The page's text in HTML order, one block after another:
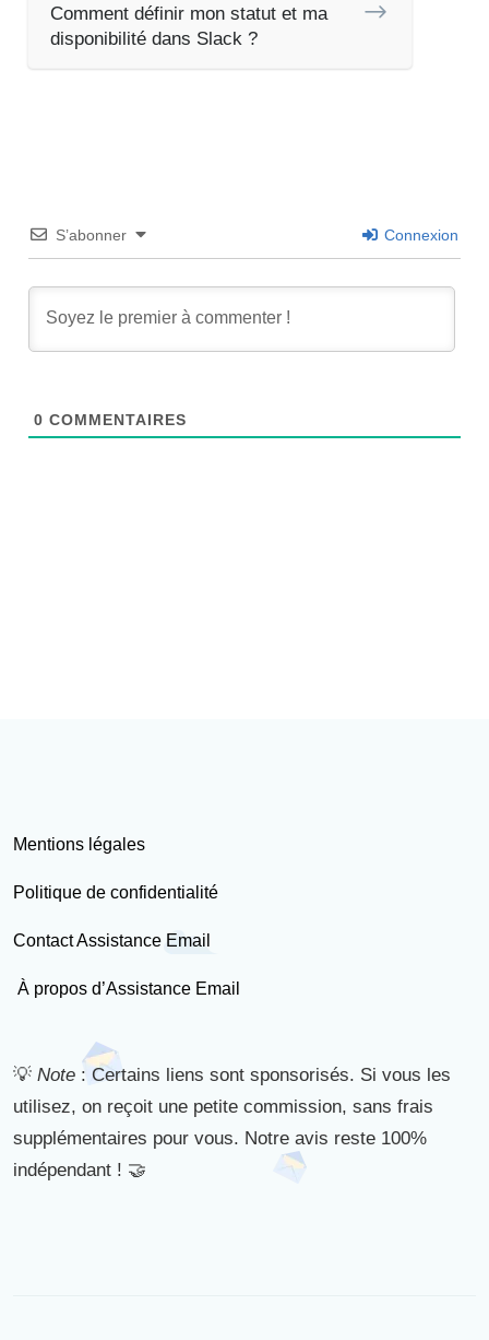
Comment définir mon statut et ma
disponibilité dans Slack ?
S’abonner Connexion
0 COMMENTAIRES
Mentions légales
Politique de confidentialité
Contact Assistance Email
À propos d’Assistance Email
💡 Note : Certains liens sont sponsorisés. Si vous les
utilisez, on reçoit une petite commission, sans frais
supplémentaires pour vous. Notre avis reste 100%
indépendant ! 🤝